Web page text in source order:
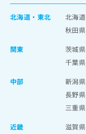
北海道 ・ 東北 北海道
秋田県
関東
茨城県
千葉県
中部
新潟県
長野県
三重県
近畿
滋賀県